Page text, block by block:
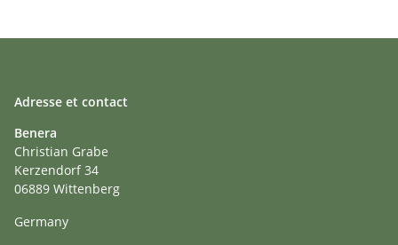
Adresse et contact
Benera
Christian Grabe
Kerzendorf 34
06889 Wittenberg
Germany